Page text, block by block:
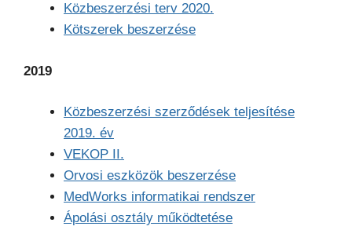
Közbeszerzési terv 2020.
Kötszerek beszerzése
2019
Közbeszerzési szerződések teljesítése
2019. év
VEKOP II.
Orvosi eszközök beszerzése
MedWorks informatikai rendszer
Ápolási osztály működtetése